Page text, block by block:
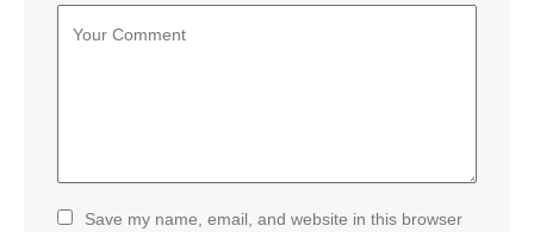
Save my name, email, and website in this browser